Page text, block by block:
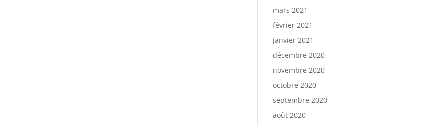
mars 2021
février 2021
janvier 2021
décembre 2020
novembre 2020
octobre 2020
septembre 2020
août 2020